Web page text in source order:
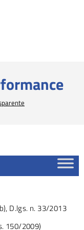
D.lgs. n. 33/2013
150/2009)